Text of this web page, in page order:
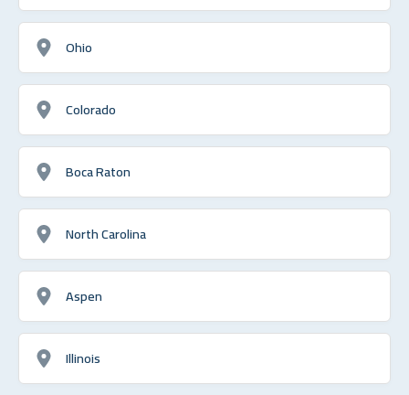
Ohio
Colorado
Boca Raton
North Carolina
Aspen
Illinois